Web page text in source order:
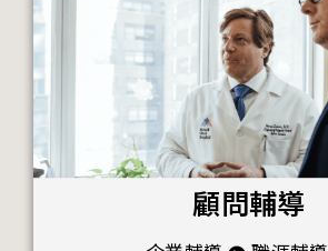
顧問輔導